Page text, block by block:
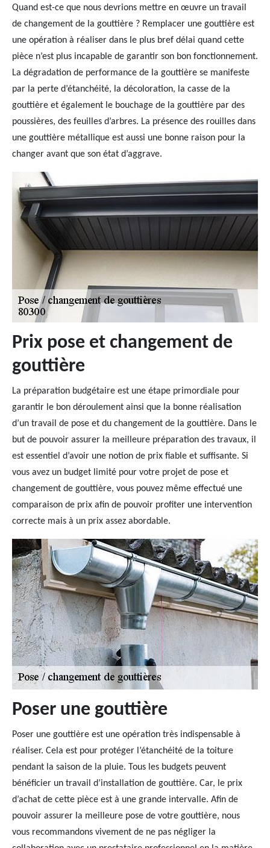
Quand est-ce que nous devrions mettre en œuvre un travail
de changement de la gouttière ? Remplacer une gouttière est
une opération à réaliser dans le plus bref délai quand cette
pièce n’est plus incapable de garantir son bon fonctionnement.
La dégradation de performance de la gouttière se manifeste
par la perte d’étanchéité, la décoloration, la casse de la
gouttière et également le bouchage de la gouttière par des
poussières, des feuilles d’arbres. La présence des rouilles dans
une gouttière métallique est aussi une bonne raison pour la
changer avant que son état d’aggrave.
Prix pose et changement de
gouttière
La préparation budgétaire est une étape primordiale pour
garantir le bon déroulement ainsi que la bonne réalisation
d’un travail de pose et du changement de la gouttière. Dans le
but de pouvoir assurer la meilleure préparation des travaux, il
est essentiel d’avoir une notion de prix fiable et suffisante. Si
vous avez un budget limité pour votre projet de pose et
changement de gouttière, vous pouvez même effectué une
comparaison de prix afin de pouvoir profiter une intervention
correcte mais à un prix assez abordable.
Poser une gouttière
Poser une gouttière est une opération très indispensable à
réaliser. Cela est pour protéger l’étanchéité de la toiture
pendant la saison de la pluie. Tous les budgets peuvent
bénéficier un travail d’installation de gouttière. Car, le prix
d’achat de cette pièce est à une grande intervalle. Afin de
pouvoir assurer la meilleure pose de votre gouttière, nous
vous recommandons vivement de ne pas négliger la